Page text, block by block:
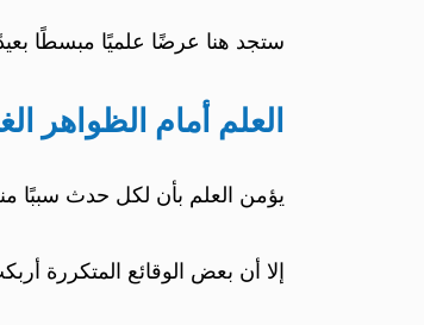
ستجد هنا عرضًا علميًا مبسطًا
العلم أمام الظواهر
يؤمن العلم بأن لكل حدث سببًا
إلا أن بعض الوقائع المتكررة